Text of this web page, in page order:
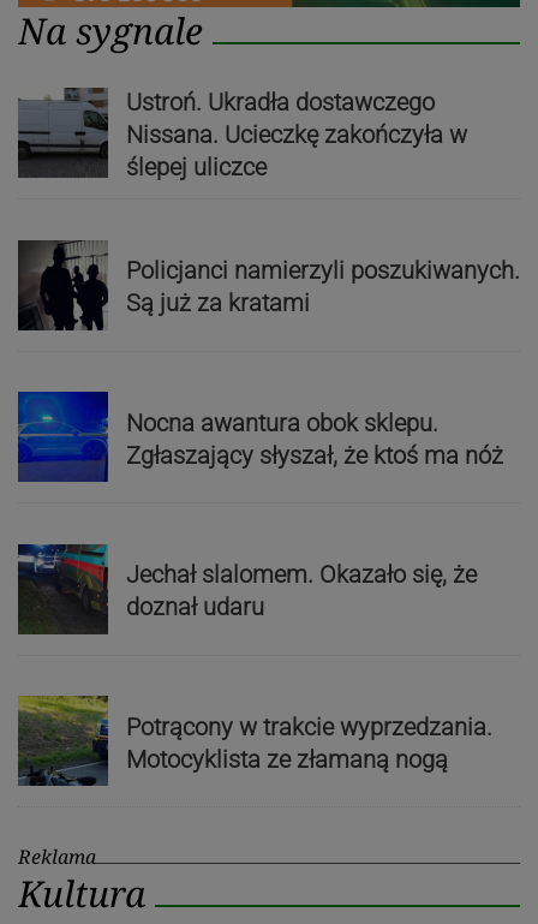
Na sygnale
Ustroń. Ukradła dostawczego
Nissana. Ucieczkę zakończyła w
ślepej uliczce
Policjanci namierzyli poszukiwanych.
Są już za kratami
Nocna awantura obok sklepu.
Zgłaszający słyszał, że ktoś ma nóż
Jechał slalomem. Okazało się, że
doznał udaru
Potrącony w trakcie wyprzedzania.
Motocyklista ze złamaną nogą
Reklama
Kultura